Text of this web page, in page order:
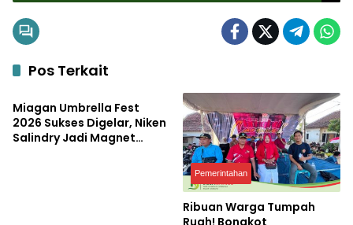
Pos Terkait
Pemerintahan
Miagan Umbrella Fest
2026 Sukses Digelar, Niken
Salindry Jadi Magnet
Pemerintahan
Ribuan Warga Tumpah
Ruah! Bongkot